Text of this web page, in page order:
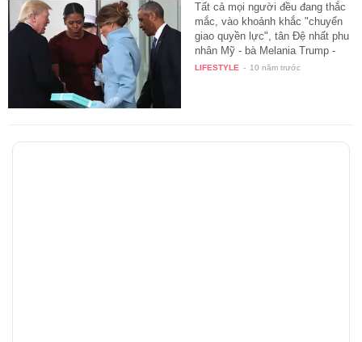
Tất cả mọi người đều đang thắc
mắc, vào khoảnh khắc "chuyển
giao quyền lực", tân Đệ nhất phu
nhân Mỹ - bà Melania Trump -
đã…
LIFESTYLE - 10 năm trước